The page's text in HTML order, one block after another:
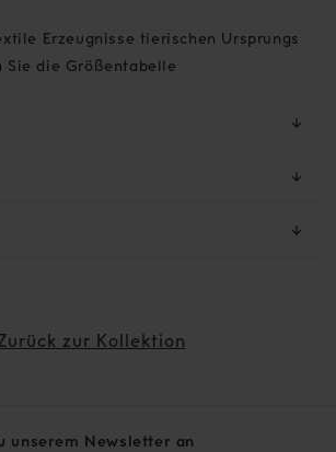
Erzeugnisse tierischen Ursprungs
Sie die Größentabelle
↓
↓
↓
zur Kollektion
unserem Newsletter an